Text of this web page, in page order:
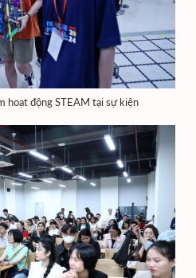
hoạt động STEAM tại sự kiện